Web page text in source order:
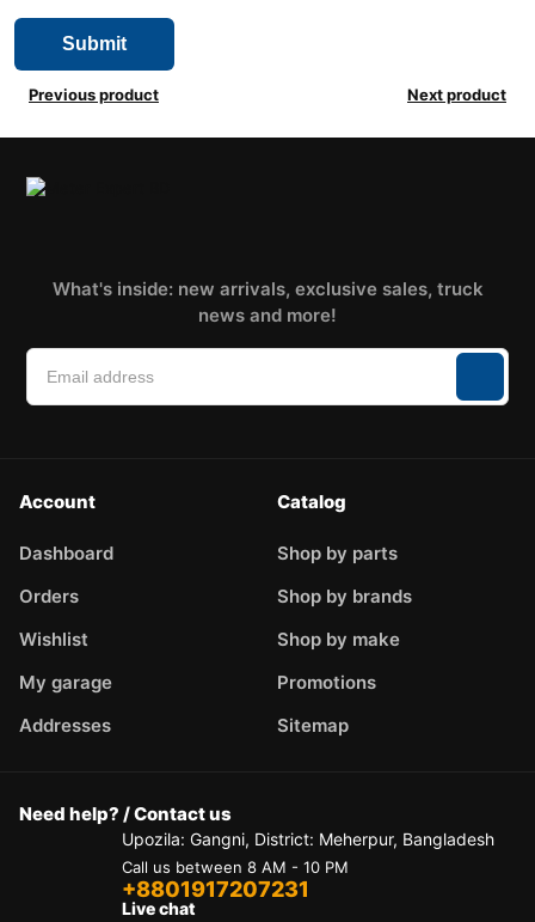
Previous product Next product
What's inside: new arrivals, exclusive sales, truck
news and more!
Account
Dashboard
Orders
Wishlist
My garage
Addresses
Catalog
Shop by parts
Shop by brands
Shop by make
Promotions
Sitemap
Need help? / Contact us
Upozila: Gangni, District: Meherpur, Bangladesh
Call us between 8 AM - 10 PM
+8801917207231
Live chat